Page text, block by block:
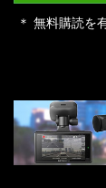
＊ 無料購読を